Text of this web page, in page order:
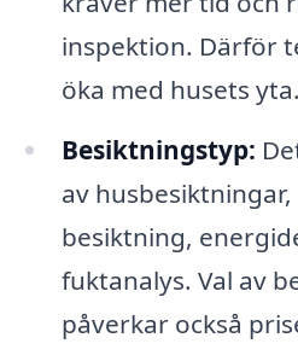
inspektion. Därför
öka med husets yta.
Besiktningstyp:
av
besiktning,
fuktanalys. Val av
påverkar också